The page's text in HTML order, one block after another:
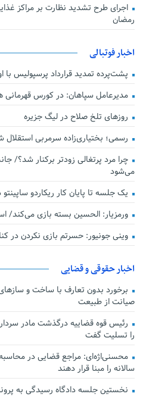
اجرای طرح تشدید نظارت بر مراکز
رمضان
اخبار فوتبالی
پشت‌پرده تمدید قرارداد پرسپولیس
مدیرعامل سپاهان: در کورس قهرمانی
روزهای تلخ صلاح در لیگ جزیره
رسمی؛ بختیاری‌زاده سرمربی استقلال
چرا مرد پرتغالی زودتر برکنار شد؟/
می‌شود
یک جلسه تا پایان کار ریکاردو
ورمزیار: الحسین بسته بازی می‌کند/
وینی جونیور: حسرتم بازی نکردن در
اخبار حقوقی و قضایی
برخورد بدون تعارف با ساخت‌ و
صیانت از طبیعت
رئیس قوه قضاییه درگذشت مادر سردار
را تسلیت گفت
محسنی‌اژه‌ای: مراجع قضایی در
سالانه را مبنا قرار دهند
نخستین جلسه دادگاه رسیدگی به